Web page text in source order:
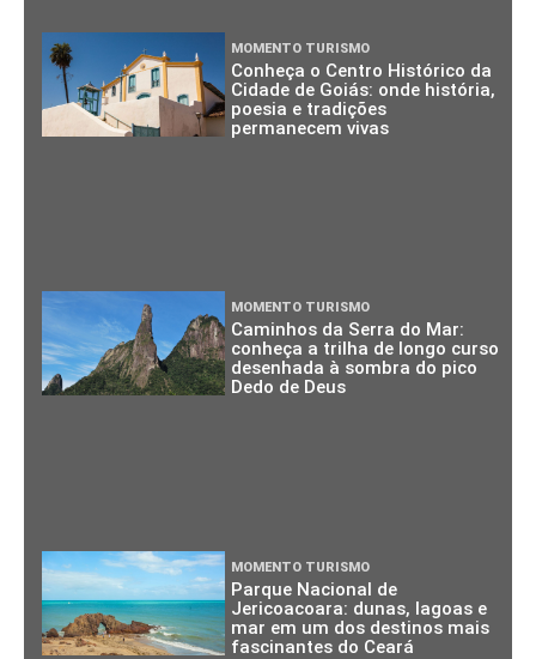
MOMENTO TURISMO
Conheça o Centro Histórico da
Cidade de Goiás: onde história,
poesia e tradições
permanecem vivas
MOMENTO TURISMO
Caminhos da Serra do Mar:
conheça a trilha de longo curso
desenhada à sombra do pico
Dedo de Deus
MOMENTO TURISMO
Parque Nacional de
Jericoacoara: dunas, lagoas e
mar em um dos destinos mais
fascinantes do Ceará